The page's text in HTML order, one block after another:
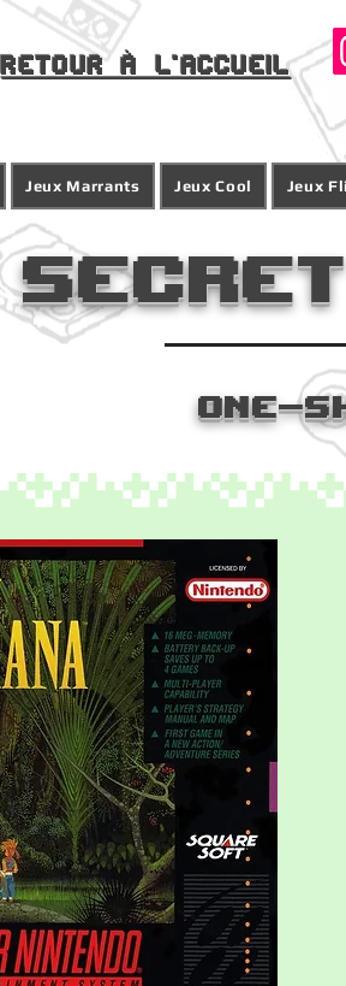
Retour à l'accueil
Jeux Marrants Jeux Cool Jeux
One-